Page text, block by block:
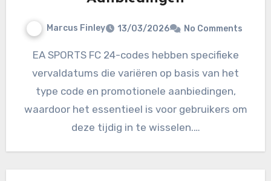
Marcus Finley 13/03/2026 No Comments
EA SPORTS FC 24-codes hebben specifieke
vervaldatums die variëren op basis van het
type code en promotionele aanbiedingen,
waardoor het essentieel is voor gebruikers om
deze tijdig in te wisselen.…